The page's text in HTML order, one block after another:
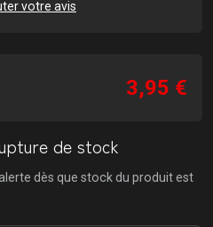
votre avis
3,95 €
de stock
dès que stock du produit est